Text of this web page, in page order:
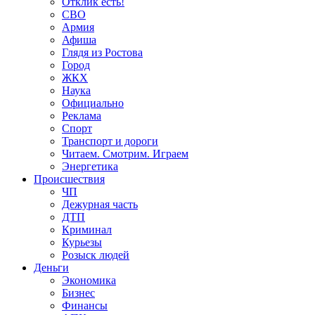
СВО
Армия
Афиша
Глядя из Ростова
Город
ЖКХ
Наука
Официально
Реклама
Спорт
Транспорт и дороги
Читаем. Смотрим. Играем
Энергетика
Происшествия
ЧП
Дежурная часть
ДТП
Криминал
Курьезы
Розыск людей
Деньги
Экономика
Бизнес
Финансы